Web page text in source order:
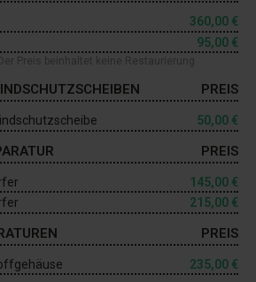
360,00 €
95,00 €
Preis beinhaltet keine Restaurierung
PREIS
50,00 €
PREIS
145,00 €
215,00 €
PREIS
235,00 €